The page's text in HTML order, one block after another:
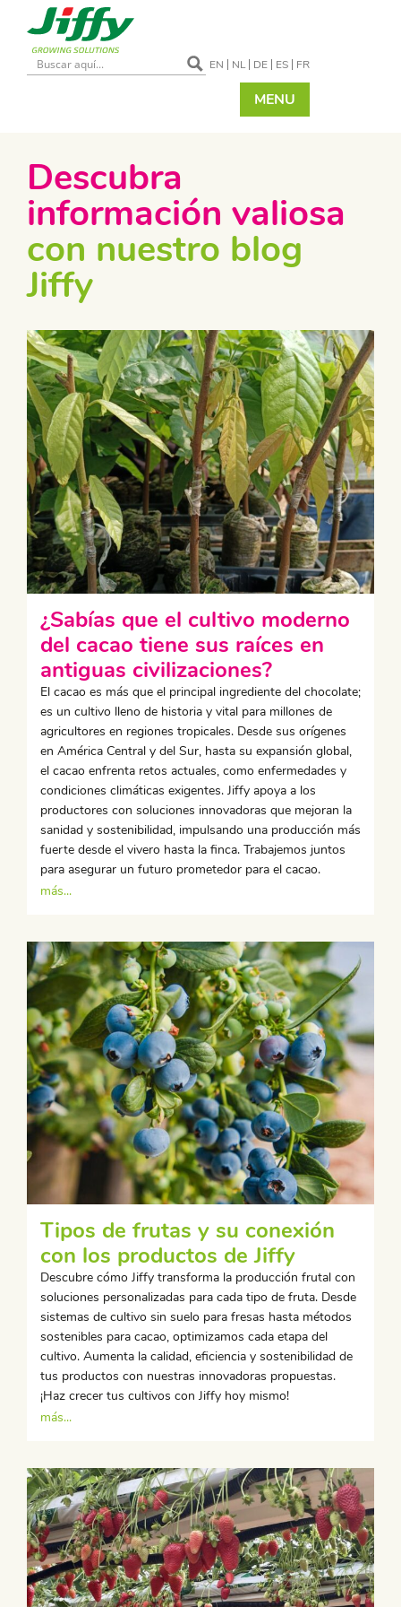
EN NL DE ES FR
MENU
Descubra
información valiosa
con nuestro blog
Jiffy
¿Sabías que el cultivo moderno
del cacao tiene sus raíces en
antiguas civilizaciones?
El cacao es más que el principal ingrediente del chocolate;
es un cultivo lleno de historia y vital para millones de
agricultores en regiones tropicales. Desde sus orígenes
en América Central y del Sur, hasta su expansión global,
el cacao enfrenta retos actuales, como enfermedades y
condiciones climáticas exigentes. Jiffy apoya a los
productores con soluciones innovadoras que mejoran la
sanidad y sostenibilidad, impulsando una producción más
fuerte desde el vivero hasta la finca. Trabajemos juntos
para asegurar un futuro prometedor para el cacao.
más...
Tipos de frutas y su conexión
con los productos de Jiffy
Descubre cómo Jiffy transforma la producción frutal con
soluciones personalizadas para cada tipo de fruta. Desde
sistemas de cultivo sin suelo para fresas hasta métodos
sostenibles para cacao, optimizamos cada etapa del
cultivo. Aumenta la calidad, eficiencia y sostenibilidad de
tus productos con nuestras innovadoras propuestas.
¡Haz crecer tus cultivos con Jiffy hoy mismo!
más...